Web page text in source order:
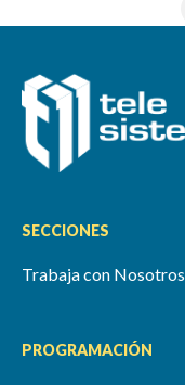
SECCIONES
Trabaja con Nosotros
PROGRAMACIÓN